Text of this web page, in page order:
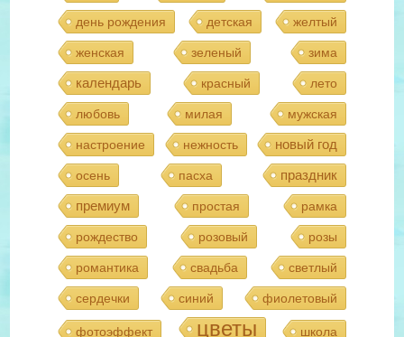
день рождения детская желтый
женская зеленый зима
календарь красный лето
любовь милая мужская
настроение нежность новый год
осень пасха
праздник
премиум
простая рамка
рождество розовый розы
романтика свадьба светлый
сердечки синий фиолетовый
фотоэффект цветы школа